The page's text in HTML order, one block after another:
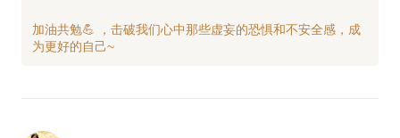
加油共勉💪 ，击破我们心中那些虚妄的恐惧和不安全感，成